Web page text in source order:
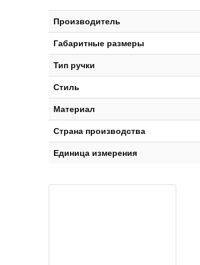
Производитель
Габаритные размеры
Тип ручки
Стиль
Материал
Страна производства
Единица измерения